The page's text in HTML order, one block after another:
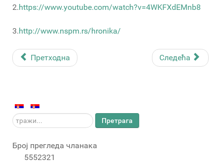
2.https://www.youtube.com/watch?v=4WKFXdEMnb8
3.http://www.nspm.rs/hronika/
Претходна Следећа
тражи... Претрага
Број прегледа чланака
5552321